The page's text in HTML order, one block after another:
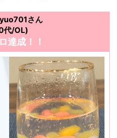
さん
代/OL)
達成！！